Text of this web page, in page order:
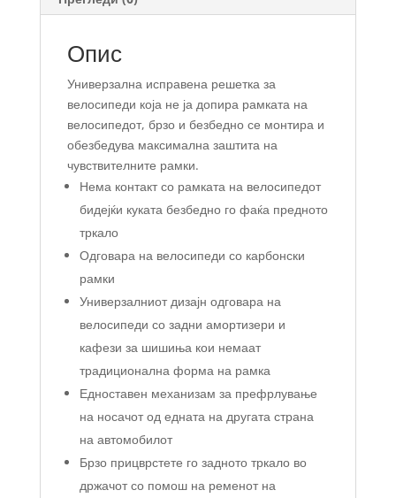
Опис
Универзална исправена решетка за
велосипеди која не ја допира рамката на
велосипедот, брзо и безбедно се монтира и
обезбедува максимална заштита на
чувствителните рамки.
Нема контакт со рамката на велосипедот
бидејќи куката безбедно го фаќа предното
тркало
Одговара на велосипеди со карбонски
рамки
Универзалниот дизајн одговара на
велосипеди со задни амортизери и
кафези за шишиња кои немаат
традиционална форма на рамка
Едноставен механизам за префрлување
на носачот од едната на другата страна
на автомобилот
Брзо прицврстете го задното тркало во
држачот со помош на ременот на